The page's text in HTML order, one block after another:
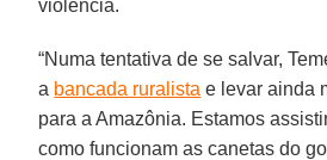
violência.
“Numa tentativa de se salvar,
a bancada ruralista e levar ainda
para a Amazônia. Estamos
como funcionam as canetas do